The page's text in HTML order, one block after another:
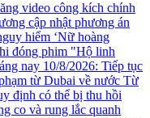
video công kích chính
cập nhật phương án
hiểm ‘Nữ hoàng
đóng phim "Hộ linh
nay 10/8/2026: Tiếp tục
từ Dubai về nước Từ
định có thể bị thu hồi
co và rung lắc quanh